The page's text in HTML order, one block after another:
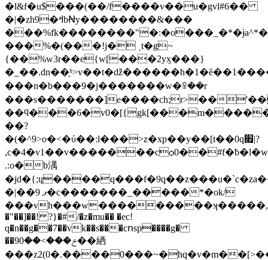
�l&f�u$���(��/f����v��u�gvl#6��
�|�zh9�ߞbꞤy��������&���
���%�(���!j� ˏt�g~
{��%w3r��e{w[���2yӽ���}
�_��.dn��̖ʱ>v��t
���n�b���9�j�������w�ꕉ��r
���s�������]e����ch;r>��
��?
�(�^9>o�<�ύ��:l���>z�xp��y��[t��0q׏|?
.:o�b湡
�|��ޕ 9�c�������_�����*�ok/
���vh���w���������ʞ�����,ؽ��sj�
�"��]��! ?}�#/�z�mu�� �ec!
q�n��g��7��vk��s���cոsp����g�
��9ݗ���>��0��絤
���z2(0�.����0���~�hq�v�m��[>��